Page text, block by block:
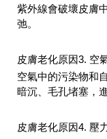
紫外線會破壞皮膚
弛。
皮膚老化原因3. 空
空氣中的污染物和
暗沉、毛孔堵塞，
皮膚老化原因4. 壓